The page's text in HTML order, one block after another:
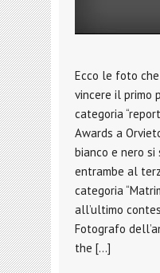
Ecco le foto
vincere il primo
categoria
Awards a
bianco e nero
entrambe al
categoria
all’ultimo
Fotografo
the […]